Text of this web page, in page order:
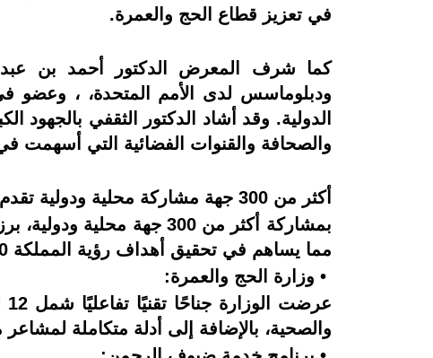
في تعزيز قطاع الحج والعمرة.
كما شرف المعرض الدكتور أحمد بن
ودبلوماسس لدى الأمم المتحدة، ، وعضو
الدولية. وقد أشاد الدكتور الثقفي بالجهود
والصحافة والقنوات الفضائية التي أسهمت في
أكثر من 300 جهة مشاركة محلية ودولية تقدم أحدث الخدمات والتقنيات
بمشاركة أكثر من 300
مما يساهم في تحقيق أهداف رؤية المملكة 2030.
• وزارة الحج والعمرة:
والصحية، بالإضافة إلى أدلة متكاملة